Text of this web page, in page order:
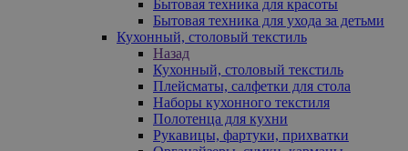
Бытовая техника для красоты
Бытовая техника для ухода за детьми
Кухонный, столовый текстиль
Назад
Кухонный, столовый текстиль
Плейсматы, салфетки для стола
Наборы кухонного текстиля
Полотенца для кухни
Рукавицы, фартуки, прихватки